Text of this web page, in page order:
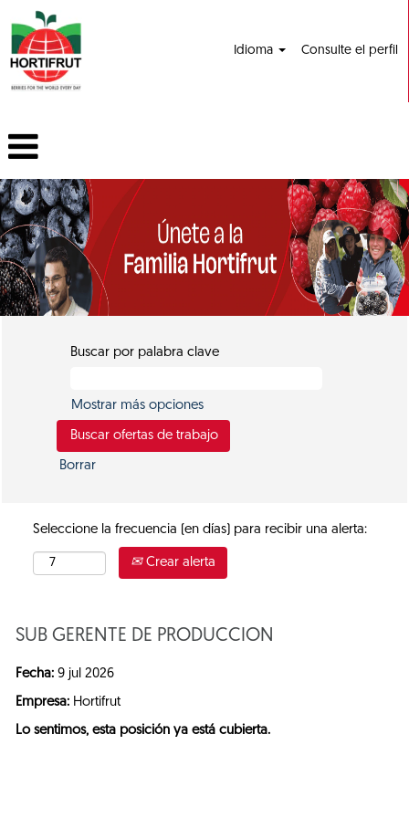
Idioma Consulte el perfil
Buscar por palabra clave
Mostrar más opciones
Borrar
Seleccione la frecuencia (en días) para recibir una alerta:
Crear alerta
SUB GERENTE DE PRODUCCION
Fecha: 9 jul 2026
Empresa: Hortifrut
Lo sentimos, esta posición ya está cubierta.